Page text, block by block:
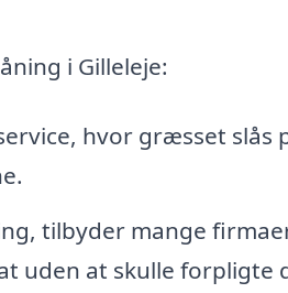
i Gilleleje:
hvor græsset slås
tilbyder mange
uden at skulle forpligte